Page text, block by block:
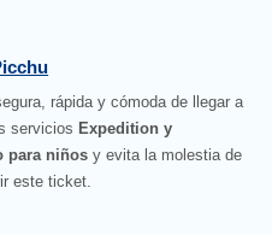
rápida y cómoda de llegar a
servicios Expedition y
para niños y evita la molestia de
este ticket.